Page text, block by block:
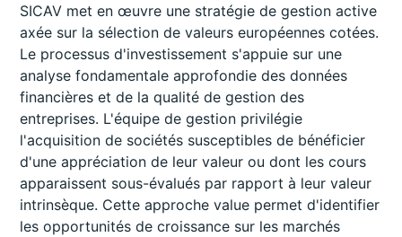
SICAV met en œuvre une stratégie de gestion active
axée sur la sélection de valeurs européennes cotées.
Le processus d'investissement s'appuie sur une
analyse fondamentale approfondie des données
financières et de la qualité de gestion des
entreprises. L'équipe de gestion privilégie
l'acquisition de sociétés susceptibles de bénéficier
d'une appréciation de leur valeur ou dont les cours
apparaissent sous-évalués par rapport à leur valeur
intrinsèque. Cette approche value permet d'identifier
les opportunités de croissance sur les marchés